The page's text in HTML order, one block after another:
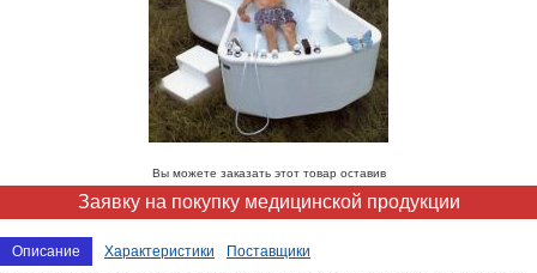
Вы можете заказать этот товар оставив
Заявку на покупку медицинской продукции
Описание Характеристики
Поставщики